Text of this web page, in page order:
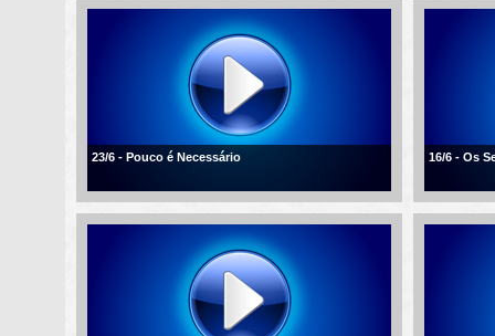
23/6 - Pouco é Necessário 16/6 - Os